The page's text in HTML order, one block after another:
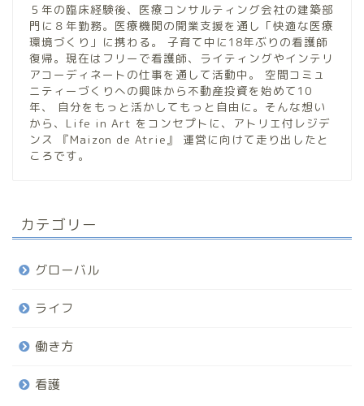
５年の臨床経験後、医療コンサルティング会社の建築部
門に８年勤務。医療機関の開業支援を通し「快適な医療
環境づくり」に携わる。 子育て中に18年ぶりの看護師
復帰。現在はフリーで看護師、ライティングやインテリ
アコーディネートの仕事を通して活動中。 空間コミュ
ニティーづくりへの興味から不動産投資を始めて10
年、 自分をもっと活かしてもっと自由に。そんな想い
から、Life in Art をコンセプトに、アトリエ付レジデ
ンス 『Maizon de Atrie』 運営に向けて走り出したと
ころです。
カテゴリー
グローバル
ライフ
働き方
看護